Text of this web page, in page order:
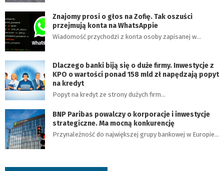
Znajomy prosi o głos na Zofię. Tak oszuści
przejmują konta na WhatsAppie
Wiadomość przychodzi z konta osoby zapisanej w…
Dlaczego banki biją się o duże firmy. Inwestycje z
KPO o wartości ponad 158 mld zł napędzają popyt
na kredyt
Popyt na kredyt ze strony dużych firm…
BNP Paribas powalczy o korporacje i inwestycje
strategiczne. Ma mocną konkurencję
Przynależność do największej grupy bankowej w Europie…